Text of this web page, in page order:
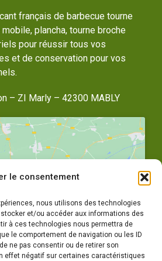
le consentement
nous utilisons des technologies
et/ou accéder aux informations des
à ces technologies nous permettra de
le comportement de navigation ou les ID
ne pas consentir ou de retirer son
effet négatif sur certaines caractéristiques
français de barbecue tourne
plancha, tourne broche
pour réussir tous vos
et de conservation pour vos
– ZI Marly – 42300 MABLY
et activer ce contenu